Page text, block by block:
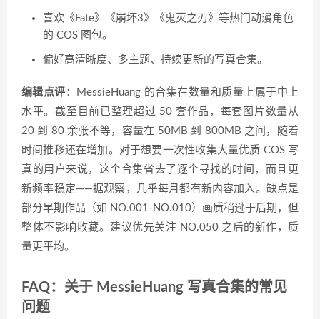
喜欢《Fate》《崩坏3》《鬼灭之刃》等热门动漫角色
的 COS 图包。
偏好高清晰度、多主题、持续更新的写真合集。
编辑点评 ：MessieHuang 的合集在数量和质量上属于中上
水平。截至目前已整理超过 50 套作品，每套图片数量从
20 到 80 余张不等，容量在 50MB 到 800MB 之间，随着
时间推移还在增加。对于想要一次性收集大量优质 COS 写
真的用户来说，这个合集省去了逐个寻找的时间，而且更
新频率稳定——据观察，几乎每月都有新内容加入。缺点是
部分早期作品（如 NO.001-NO.010）画质稍逊于后期，但
整体不影响收藏。建议优先关注 NO.050 之后的新作，质
量更平均。
FAQ：关于 MessieHuang 写真合集的常见
问题